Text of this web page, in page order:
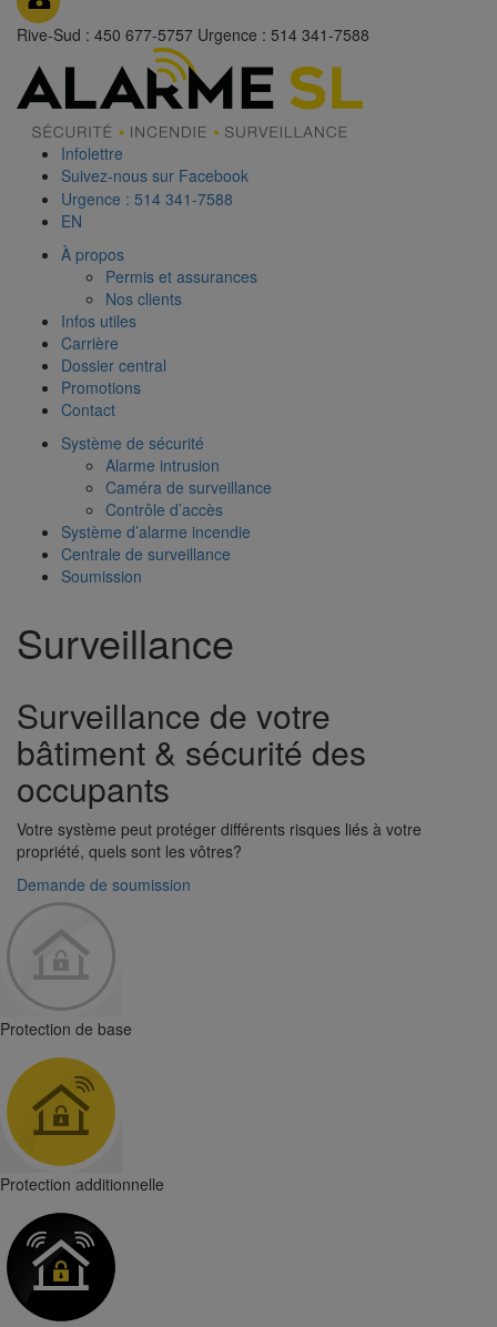
Rive-Sud : 450 677-5757 Urgence : 514 341-7588
Infolettre
Suivez-nous sur Facebook
Urgence : 514 341-7588
EN
À propos
Permis et assurances
Nos clients
Infos utiles
Carrière
Dossier central
Promotions
Contact
Système de sécurité
Alarme intrusion
Caméra de surveillance
Contrôle d’accès
Système d’alarme incendie
Centrale de surveillance
Soumission
Surveillance
Surveillance de votre
bâtiment & sécurité des
occupants
Votre système peut protéger différents risques liés à votre
propriété, quels sont les vôtres?
Demande de soumission
Protection de base
Protection additionnelle